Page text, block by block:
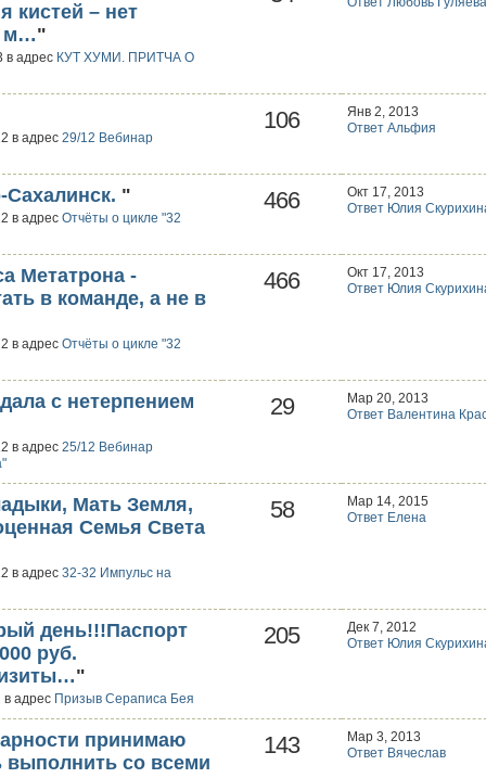
кистей – нет
м…"
в адрес КУТ ХУМИ. ПРИТЧА О
в адрес 29/12 Вебинар
106
Янв 2, 2013
Ответ Альфия
"
в адрес Отчёты о цикле "32
466
Окт 17, 2013
Ответ Юлия
Метатрона -
в команде, а не в
в адрес Отчёты о цикле "32
466
Окт 17, 2013
Ответ Юлия
с нетерпением
в адрес 25/12 Вебинар
29
Мар 20, 2013
Ответ Валентина
Мать Земля,
Семья Света
в адрес 32-32 Импульс на
58
Мар 14, 2015
Ответ Елена
день!!!Паспорт
руб.
"
в адрес Призыв Сераписа Бея
205
Дек 7, 2012
Ответ Юлия
принимаю
со всеми
143
Мар 3, 2013
Ответ Вячеслав